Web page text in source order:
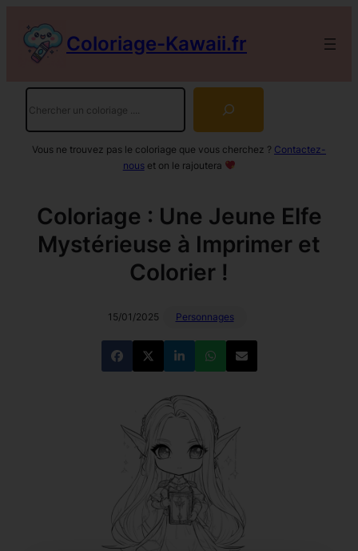
contenu
Coloriage-Kawaii.fr
Vous ne trouvez pas le coloriage que vous cherchez ? Contactez-
nouset on le rajoutera
Coloriage : Une Jeune Elfe
Mystérieuse à Imprimer et
Colorier !
15/01/2025 Personnages